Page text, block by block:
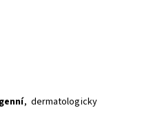
, dermatologicky